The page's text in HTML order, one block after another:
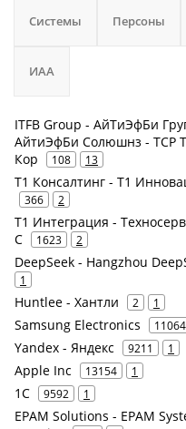
Системы Персоны
ИАА
ITFB Group - АйТиЭфБи
АйтиЭфБи Солюшнз - ТСР
Кор
108 13
Т1 Консалтинг - Т1
366 2
Т1 Интеграция -
С
1623 2
DeepSeek - Hangzhou
1
Huntlee - Хантли 2 1
Samsung Electronics 11064
Yandex - Яндекс 9211 1
Apple Inc 13154 1
1С 9592 1
EPAM Solutions - EPAM